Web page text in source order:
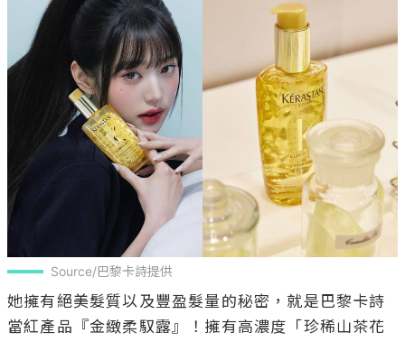
Source/巴黎卡詩提供
她擁有絕美髮質以及豐盈髮量的秘密，就是巴黎卡詩
當紅產品『金緻柔馭露』！擁有高濃度「珍稀山茶花